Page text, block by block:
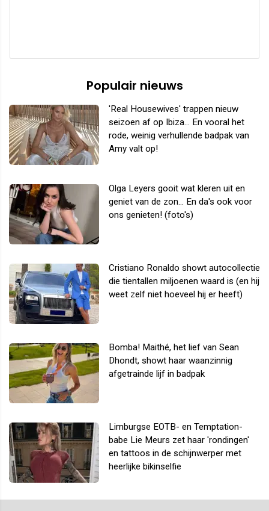
Populair nieuws
'Real Housewives' trappen nieuw
seizoen af op Ibiza... En vooral het
rode, weinig verhullende badpak van
Amy valt op!
Olga Leyers gooit wat kleren uit en
geniet van de zon... En da's ook voor
ons genieten! (foto's)
Cristiano Ronaldo showt autocollectie
die tientallen miljoenen waard is (en hij
weet zelf niet hoeveel hij er heeft)
Bomba! Maithé, het lief van Sean
Dhondt, showt haar waanzinnig
afgetrainde lijf in badpak
Limburgse EOTB- en Temptation-
babe Lie Meurs zet haar 'rondingen'
en tattoos in de schijnwerper met
heerlijke bikinselfie